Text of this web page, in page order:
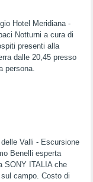
Hotel Meridiana -
Notturni a cura di
presenti alla
dalle 20,45 presso
persona.
Valli - Escursione
Benelli esperta
SONY ITALIA che
campo. Costo di